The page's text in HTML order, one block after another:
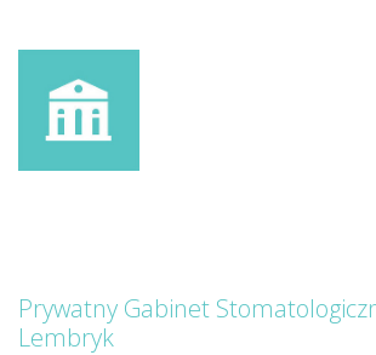
Prywatny Gabinet
Lembryk